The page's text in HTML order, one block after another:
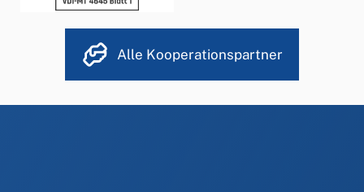
Alle Kooperationspartner